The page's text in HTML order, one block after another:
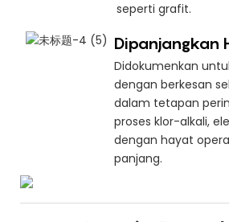
seperti grafit.
Dipanjangkan
Didokumenkan
dengan berkesan
dalam tetapan
proses klor-alkali,
dengan hayat
panjang.